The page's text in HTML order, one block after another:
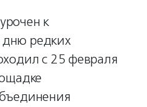
к
редких
с 25 февраля